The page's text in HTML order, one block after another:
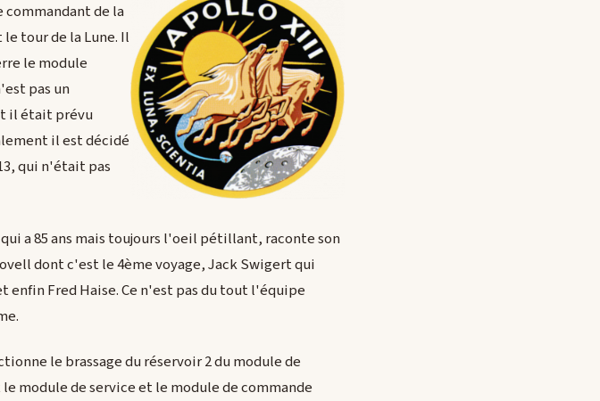
commandant de la
tour de la Lune. Il
le module
pas un
il était prévu
il est décidé
qui n'était pas
a 85 ans mais toujours l'oeil pétillant, raconte son
dont c'est le 4ème voyage, Jack Swigert qui
Fred Haise. Ce n'est pas du tout l'équipe
le brassage du réservoir 2 du module de
module de service et le module de commande